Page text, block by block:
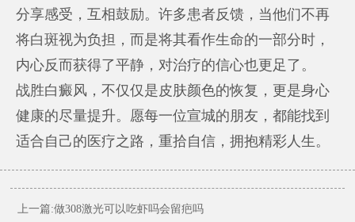
分享感受，互相鼓励。许多患者反馈，当他们不再
将白斑视为负担，而是将其看作生命的一部分时，
内心反而获得了平静，对治疗的信心也更足了。
战胜白癜风，不仅仅是皮肤颜色的恢复，更是身心
健康的尽量提升。愿每一位宣城的朋友，都能找到
适合自己的医疗之路，重拾自信，拥抱精彩人生。
上一篇:做308激光可以吃虾吗会留疤吗